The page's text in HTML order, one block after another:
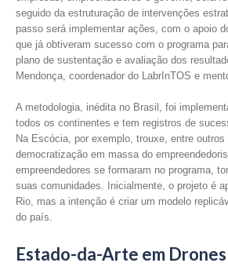
seguido da estruturação de intervenções
passo será implementar ações, com o apoio
que já obtiveram sucesso com o programa
plano de sustentação e avaliação dos
Mendonça, coordenador do LabrInTOS e
A metodologia, inédita no Brasil, foi
todos os continentes e tem registros de
Na Escócia, por exemplo, trouxe, entre
democratização em massa do
empreendedores se formaram no programa,
suas comunidades. Inicialmente, o projeto é
Rio, mas a intenção é criar um modelo
do país.
Estado-da-Arte em